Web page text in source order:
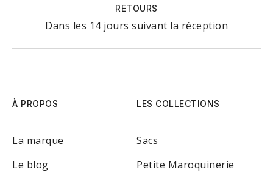
RETOURS
Dans les 14 jours suivant la réception
À PROPOS
La marque
Le blog
LES COLLECTIONS
Sacs
Petite Maroquinerie